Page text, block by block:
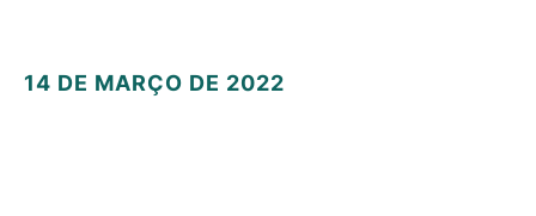
14 DE MARÇO DE 2022